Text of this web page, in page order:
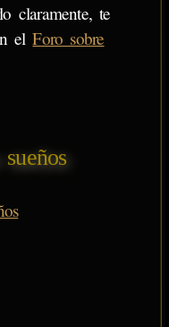
claramente, te
elForo sobre